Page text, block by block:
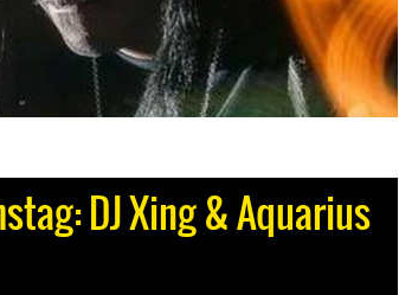
DJ Xing & Aquarius